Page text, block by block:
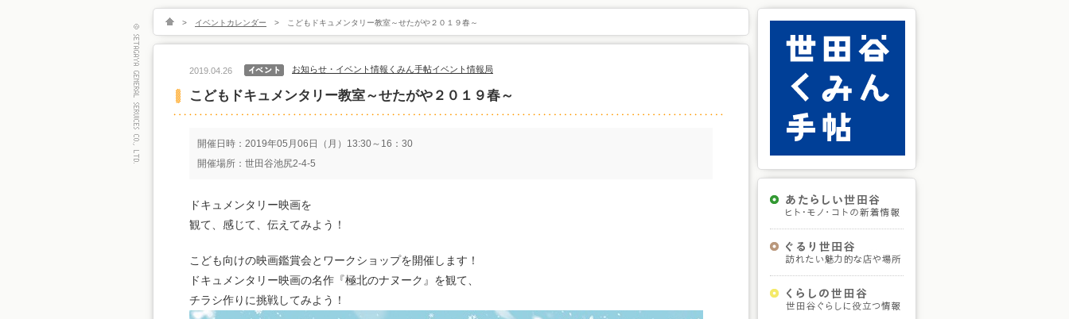
> イベントカレンダー > こどもドキュメンタリー教室～せたがや２０１９春～
2019.04.26 お知らせ・イベント情報 くみん手帖イベント情報局
こどもドキュメンタリー教室～せたがや２０１９春～
開催日時：2019年05月06日（月）13:30～16：30
開催場所：世田谷池尻2-4-5
ドキュメンタリー映画を
観て、感じて、伝えてみよう！
こども向けの映画鑑賞会とワークショップを開催します！
ドキュメンタリー映画の名作『極北のナヌーク』を観て、
チラシ作りに挑戦してみよう！